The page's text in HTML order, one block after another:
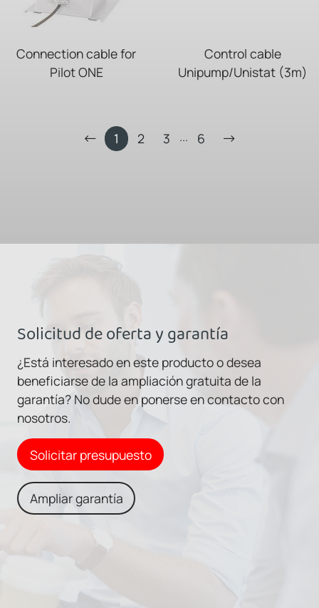
Connection cable for
Pilot ONE
Control cable
Unipump/Unistat (3m)
1 2 3 ... 6
Solicitud de oferta y garantía
¿Está interesado en este producto o desea
beneficiarse de la ampliación gratuita de la
garantía? No dude en ponerse en contacto con
nosotros.
Solicitar presupuesto
Ampliar garantía